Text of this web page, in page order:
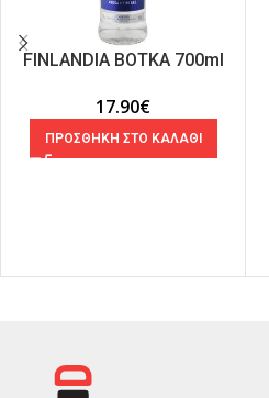
FIΝLANDIA ΒΟΤΚΑ 700ml
17.90€
ΠΡΟΣΘΗΚΗ ΣΤΟ ΚΑΛΑΘΙ